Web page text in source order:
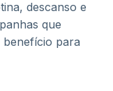
descanso e
que
para